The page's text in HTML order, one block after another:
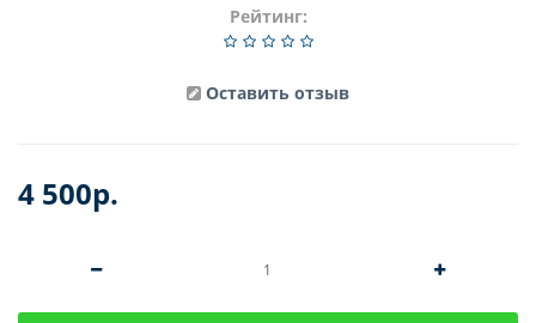
Рейтинг:
Оставить отзыв
4 500р.